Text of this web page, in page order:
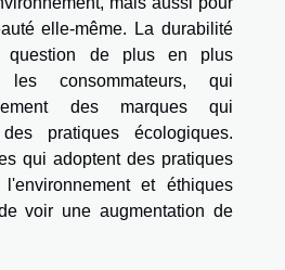
elle-même. La durabilité
question de plus en plus
les consommateurs, qui
des marques qui
pratiques écologiques.
qui adoptent des pratiques
et éthiques
voir une augmentation de